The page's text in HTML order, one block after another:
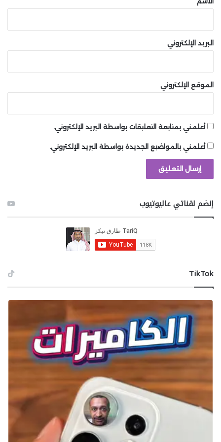
من شاشة الخيارات Option Screen، إذا واجهت أي
يمكنك الانضمام إلى لعبة متعددة اللاعبين
يمكن الانضمام إلى خوادم مفتوحة عبر الإنترنت،
في نفس الوقت، ولكن قد يؤدي ذلك إلى تأخر كبير
(Lag).
الخوادم الحصرية هي ميزة تجريبية حاليًا أثناء
تواجه أعطالًا، أخطاءً، و/أو تأخرًا، خاصةً مع وجود
عدد كبير من اللاعبين.
أنواع الخوادم:
الخوادم الرسمية (Official Servers): خوادم تديرها
خوادم يديرها اللاعبون.
الخوادم الحديثة (Recent Servers): الخوادم التي
انضممت إليها مؤخرًا.
البحث والفرز:
يمكنك البحث عن الخوادم حسب الاسم أو فرزها
حسب عدد اللاعبين أو عدد الأيام النشطة داخل
اللعبة.
الاستعداد للانضمام:
كلما كانت أيام الخادم النشطة أطول، زادت
احتمالية تقدم الضيوف فيه، لذا استعد وفقًا
البريد الإلكتروني
الموقع الإلكتروني
أعلمني بمتابعة التعليقات بواسطة البريد الإلكتروني.
أعلمني بالمواضيع الجديدة بواسطة البريد الإلكتروني.
إنضم لقناتي عاليوتيوب
‫TikTok